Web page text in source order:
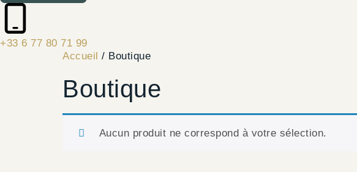
+33 6 77 80 71 99
Accueil / Boutique
Boutique
Aucun produit ne correspond à votre sélection.